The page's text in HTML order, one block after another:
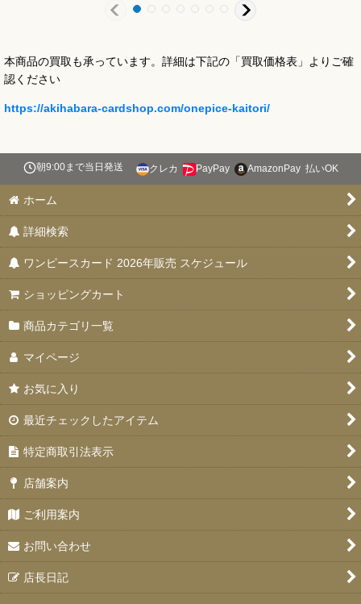
本商品の買取も承っています。詳細は下記の「買取価格表」よりご確
認ください
https://akihabara-cardshop.com/onepice-kaitori/
朝9:00まで当日発送 クレカ PayPay AmazonPay 払いOK
ホーム
詳細検索
ワンピースカード 2026年販売 スケジュール
ショッピングカート
商品カテゴリ一覧
マイページ
お気に入り
最近チェックしたアイテム
特定商取引法表示
店舗案内
ご利用案内
お問い合わせ
店長日記